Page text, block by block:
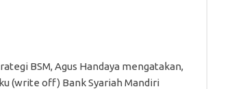
BSM, Agus Handaya mengatakan,
(write off) Bank Syariah Mandiri